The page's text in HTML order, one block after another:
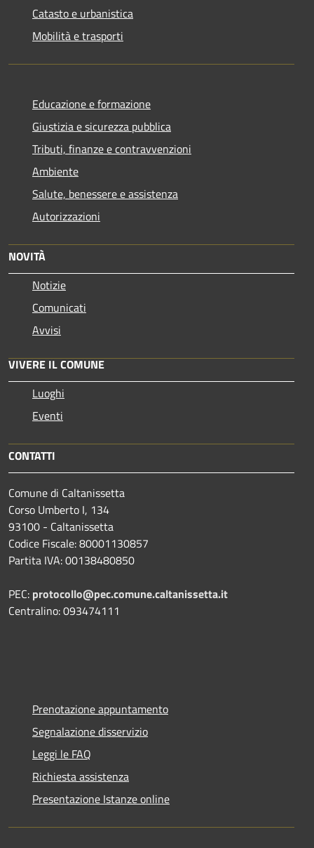
Catasto e urbanistica
Mobilità e trasporti
Educazione e formazione
Giustizia e sicurezza pubblica
Tributi, finanze e contravvenzioni
Ambiente
Salute, benessere e assistenza
Autorizzazioni
NOVITÀ
Notizie
Comunicati
Avvisi
VIVERE IL COMUNE
Luoghi
Eventi
CONTATTI
Comune di Caltanissetta
Corso Umberto I, 134
93100 - Caltanissetta
Codice Fiscale: 80001130857
Partita IVA: 00138480850
PEC: protocollo@pec.comune.caltanissetta.it
Centralino: 093474111
Prenotazione appuntamento
Segnalazione disservizio
Leggi le FAQ
Richiesta assistenza
Presentazione Istanze online